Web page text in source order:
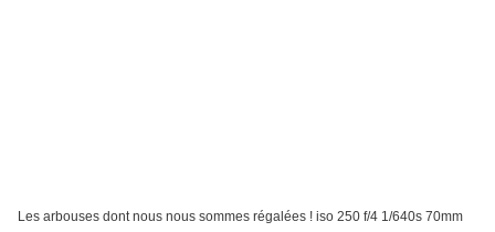
Les arbouses dont nous nous sommes régalées ! iso 250 f/4 1/640s 70mm